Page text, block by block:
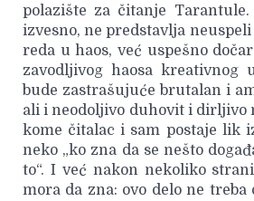
polazište za čitanje Tarantule.
izvesno, ne predstavlja
reda u haos, već uspešno
zavodljivog haosa kreativnog
bude zastrašujuće brutalan i
ali i neodoljivo duhovit i dirljivo
kome čitalac i sam postaje lik
neko „ko zna da se nešto
to“. I već nakon nekoliko
mora da zna: ovo delo ne